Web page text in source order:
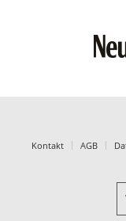
Kontakt AGB